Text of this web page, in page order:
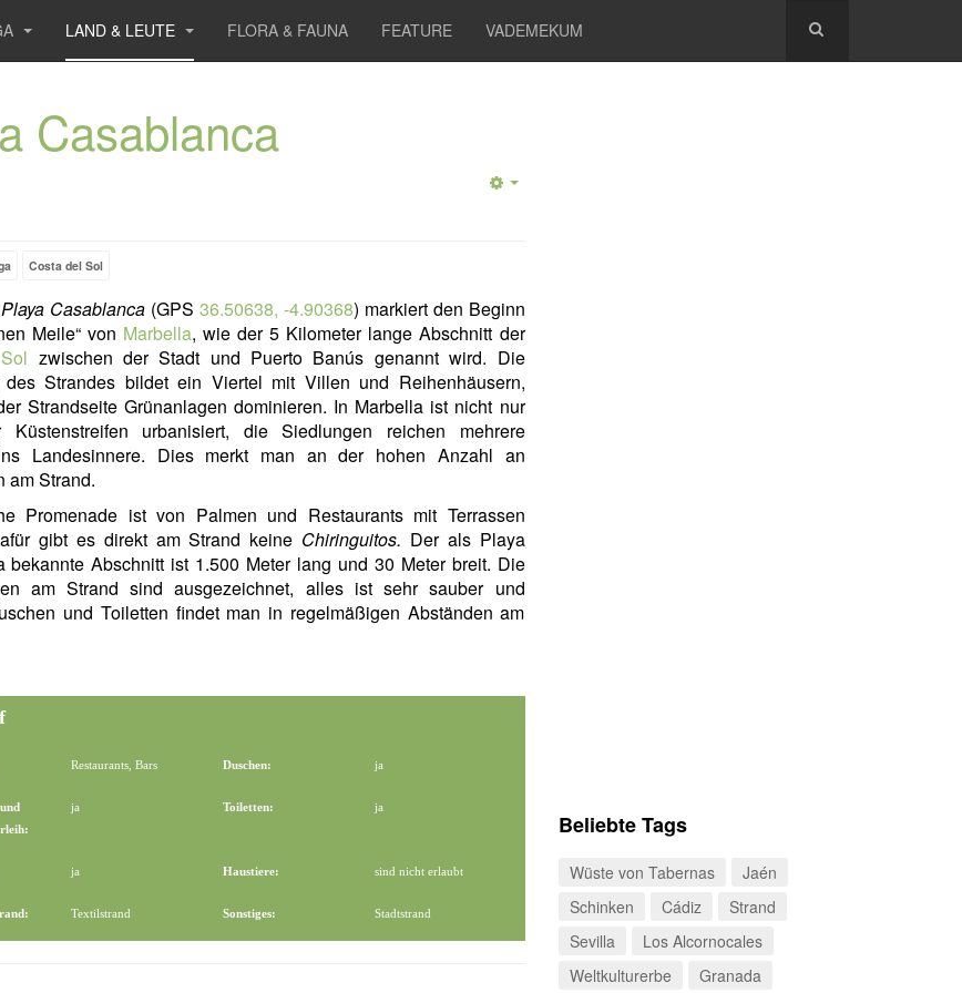
LAND & LEUTE FLORA & FAUNA FEATURE VADEMEKUM
Casablanca
Costa del Sol
Playa Casablanca (GPS 36.50638, -4.90368) markiert den Beginn
Meile“ von Marbella, wie der 5 Kilometer lange Abschnitt der
zwischen der Stadt und Puerto Banús genannt wird. Die
des Strandes bildet ein Viertel mit Villen und Reihenhäusern,
Strandseite Grünanlagen dominieren. In Marbella ist nicht nur
urbanisiert, die Siedlungen reichen mehrere
Landesinnere. Dies merkt man an der hohen Anzahl an
am Strand.
Promenade ist von Palmen und Restaurants mit Terrassen
gibt es direkt am Strand keine Chiringuitos. Der als Playa
bekannte Abschnitt ist 1.500 Meter lang und 30 Meter breit. Die
am Strand sind ausgezeichnet, alles ist sehr sauber und
und Toiletten findet man in regelmäßigen Abständen am
Restaurants, Bars Duschen: ja
ja Toiletten: ja
ja Haustiere: sind nicht erlaubt
Textilstrand Sonstiges: Stadtstrand
Beliebte Tags
Wüste von Tabernas
Jaén
Schinken
Cádiz
Strand
Sevilla
Los Alcornocales
Weltkulturerbe
Granada